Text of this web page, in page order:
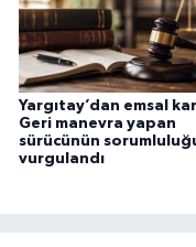
Yargıtay’dan emsal
Geri manevra yapan
sürücünün
vurgulandı